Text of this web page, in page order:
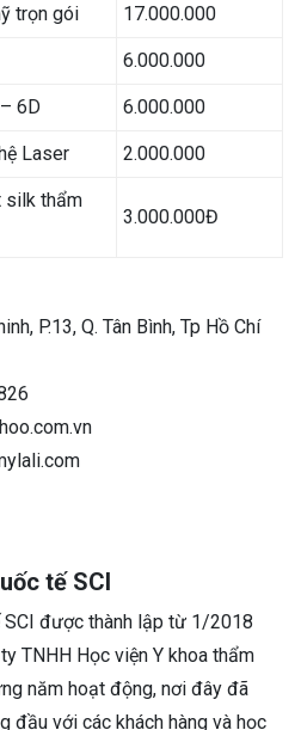
trọn gói 17.000.000
6.000.000
6D 6.000.000
Laser 2.000.000
silk thẩm
3.000.000Đ
P.13, Q. Tân Bình, Tp Hồ Chí
tế SCI
SCI được thành lập từ 1/2018
TNHH Học viện Y khoa thẩm
năm hoạt động, nơi đây đã
đầu với các khách hàng và học